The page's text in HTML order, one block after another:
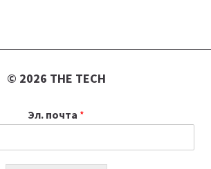
© 2026 THE TECH
Эл. почта *